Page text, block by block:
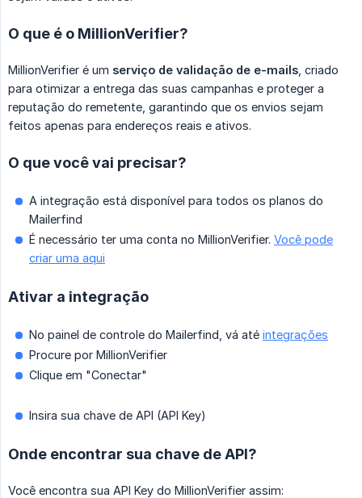
O que é o MillionVerifier?
MillionVerifier é um serviço de validação de e-mails , criado
para otimizar a entrega das suas campanhas e proteger a
reputação do remetente, garantindo que os envios sejam
feitos apenas para endereços reais e ativos.
O que você vai precisar?
A integração está disponível para todos os planos do
Mailerfind
É necessário ter uma conta no MillionVerifier. Você pode
criar uma aqui
Ativar a integração
No painel de controle do Mailerfind, vá até integrações
Procure por MillionVerifier
Clique em "Conectar"
Insira sua chave de API (API Key)
Onde encontrar sua chave de API?
Você encontra sua API Key do MillionVerifier assim: